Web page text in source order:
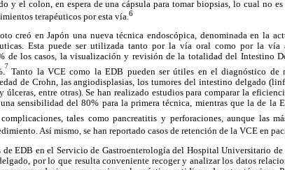
y el colon, en espera de una cápsula para tomar biopsias, lo cual no
terapéuticos por esta vía. 6
creó en Japón una nueva técnica endoscópica, denominada en la
Esta puede ser utilizada tanto por la vía oral como por la vía
de los casos, la visualización y revisión de la totalidad del Intestino
7
Tanto la VCE como la EDB pueden ser útiles en el diagnóstico de
de Crohn, las angiodisplasias, los tumores del intestino delgado
úlceras, entre otras). Se han realizado estudios para comparar la
sensibilidad del 80% para la primera técnica, mientras que la de la
tales como pancreatitis y perforaciones, aunque las
Así mismo, se han reportado casos de retención de la VCE en
EDB en el Servicio de Gastroenterología del Hospital Universitario
por lo que resulta conveniente recoger y analizar los datos